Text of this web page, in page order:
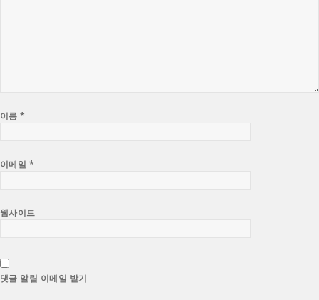
이름*
이메일 *
웹사이트
댓글 알림 이메일 받기